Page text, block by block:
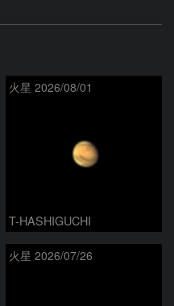
火星 2026/08/01
T-HASHIGUCHI
火星 2026/07/26